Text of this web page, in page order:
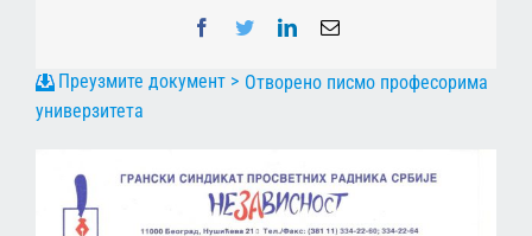
Facebook
TwitterLinkedInEmail
Отворено писмо професорима
универзитета